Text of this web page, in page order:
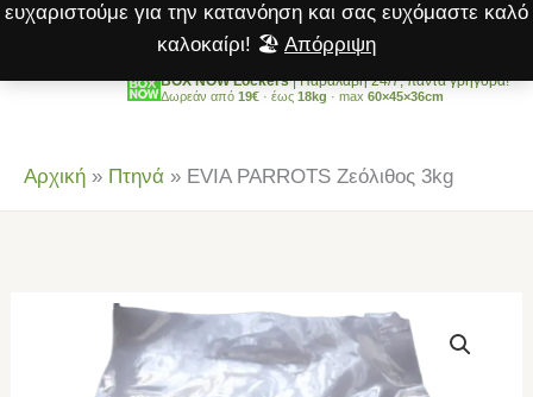
ευχαριστούμε για την κατανόηση και σας ευχόμαστε καλό
καλοκαίρι! 🏖️ Απόρριψη
BOX NOW Lockers| Παραλαβή 24/7, πάντα γρήγορα!
Δωρεάν από 19€ · έως 18kg · max 60×45×36cm
Αρχική » Πτηνά » EVIA PARROTS Ζεόλιθος 3kg
PARROTS
Ζεόλιθος